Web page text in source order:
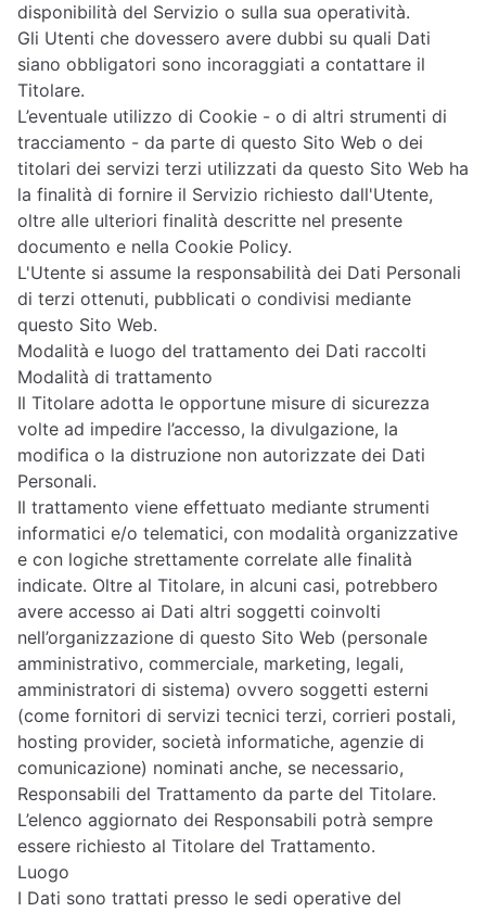
disponibilità del Servizio o sulla sua operatività.
Gli Utenti che dovessero avere dubbi su quali Dati
siano obbligatori sono incoraggiati a contattare il
Titolare.
L’eventuale utilizzo di Cookie - o di altri strumenti di
tracciamento - da parte di questo Sito Web o dei
titolari dei servizi terzi utilizzati da questo Sito Web ha
la finalità di fornire il Servizio richiesto dall'Utente,
oltre alle ulteriori finalità descritte nel presente
documento e nella Cookie Policy.
L'Utente si assume la responsabilità dei Dati Personali
di terzi ottenuti, pubblicati o condivisi mediante
questo Sito Web.
Modalità e luogo del trattamento dei Dati raccolti
Modalità di trattamento
Il Titolare adotta le opportune misure di sicurezza
volte ad impedire l’accesso, la divulgazione, la
modifica o la distruzione non autorizzate dei Dati
Personali.
Il trattamento viene effettuato mediante strumenti
informatici e/o telematici, con modalità organizzative
e con logiche strettamente correlate alle finalità
indicate. Oltre al Titolare, in alcuni casi, potrebbero
avere accesso ai Dati altri soggetti coinvolti
nell’organizzazione di questo Sito Web (personale
amministrativo, commerciale, marketing, legali,
amministratori di sistema) ovvero soggetti esterni
(come fornitori di servizi tecnici terzi, corrieri postali,
hosting provider, società informatiche, agenzie di
comunicazione) nominati anche, se necessario,
Responsabili del Trattamento da parte del Titolare.
L’elenco aggiornato dei Responsabili potrà sempre
essere richiesto al Titolare del Trattamento.
Luogo
I Dati sono trattati presso le sedi operative del